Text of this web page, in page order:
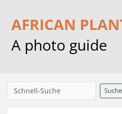
AFRICAN
A photo guide